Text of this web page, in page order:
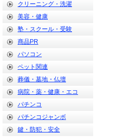
クリーニング・洗濯
美容・健康
塾・スクール・受験
商品PR
パソコン
ペット関連
葬儀・墓地・仏壇
病院・薬・健康・エコ
パチンコ
パチンコジャンボ
鍵・防犯・安全